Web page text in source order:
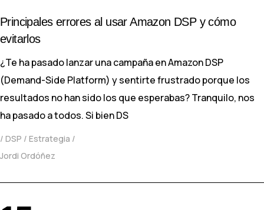
Principales errores al usar Amazon DSP y cómo
evitarlos
¿Te ha pasado lanzar una campaña en Amazon DSP
(Demand-Side Platform) y sentirte frustrado porque los
resultados no han sido los que esperabas? Tranquilo, nos
ha pasado a todos. Si bien DS
DSP
Estrategia
Jordi Ordóñez